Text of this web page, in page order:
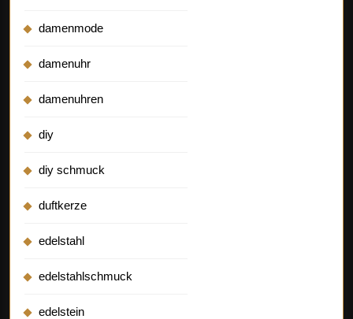
damenmode
damenuhr
damenuhren
diy
diy schmuck
duftkerze
edelstahl
edelstahlschmuck
edelstein